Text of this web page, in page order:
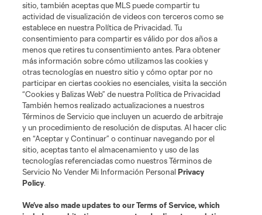
Sitios Web del Club
Club
Tickets
News
MLSSOCCER.COM
sitio, también aceptas que MLS puede compartir tu
actividad de visualización de videos con terceros como se
establece en nuestra Política de Privacidad. Tu
consentimiento para compartir es válido por dos años a
menos que retires tu consentimiento antes. Para obtener
más información sobre cómo utilizamos las cookies y
otras tecnologías en nuestro sitio y cómo optar por no
participar en ciertas cookies no esenciales, visita la sección
“Cookies y Balizas Web” de nuestra Política de Privacidad
También hemos realizado actualizaciones a nuestros
Términos de Servicio que incluyen un acuerdo de arbitraje
y un procedimiento de resolución de disputas. Al hacer clic
en “Aceptar y Continuar” o continuar navegando por el
sitio, aceptas tanto el almacenamiento y uso de las
tecnologías referenciadas como nuestros Términos de
Servicio No Vender Mi Información PersonalPrivacy
Policy.
We’ve also made updates to ourTerms of Service, which